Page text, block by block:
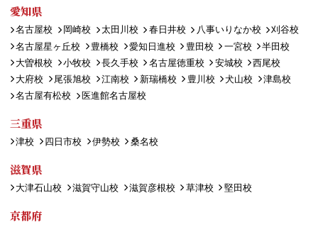
愛知県
名古屋校 岡崎校 太田川校 春日井校 八事いりなか校
刈谷校
名古屋星ヶ丘校
豊橋校 愛知日進校 豊田校 一宮校
半田校
大曽根校
小牧校 長久手校 名古屋徳重校 安城校
西尾校
大府校
尾張旭校 江南校 新瑞橋校 豊川校 犬山校
津島校
名古屋有松校
医進館名古屋校
三重県
津校 四日市校 伊勢校 桑名校
滋賀県
大津石山校 滋賀守山校 滋賀彦根校 草津校 堅田校
京都府